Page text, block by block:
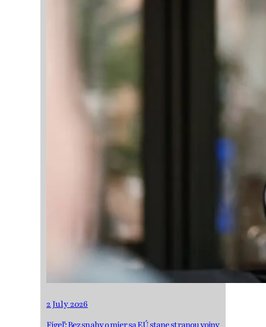
2 July 2026
Figeľ: Bez snahy o mier sa EÚ stane stranou vojny